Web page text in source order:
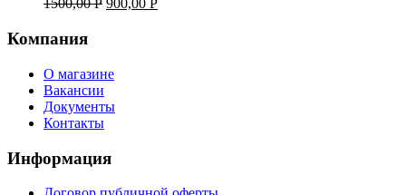
1500,00Р 900,00 Р
Компания
О магазине
Вакансии
Документы
Контакты
Информация